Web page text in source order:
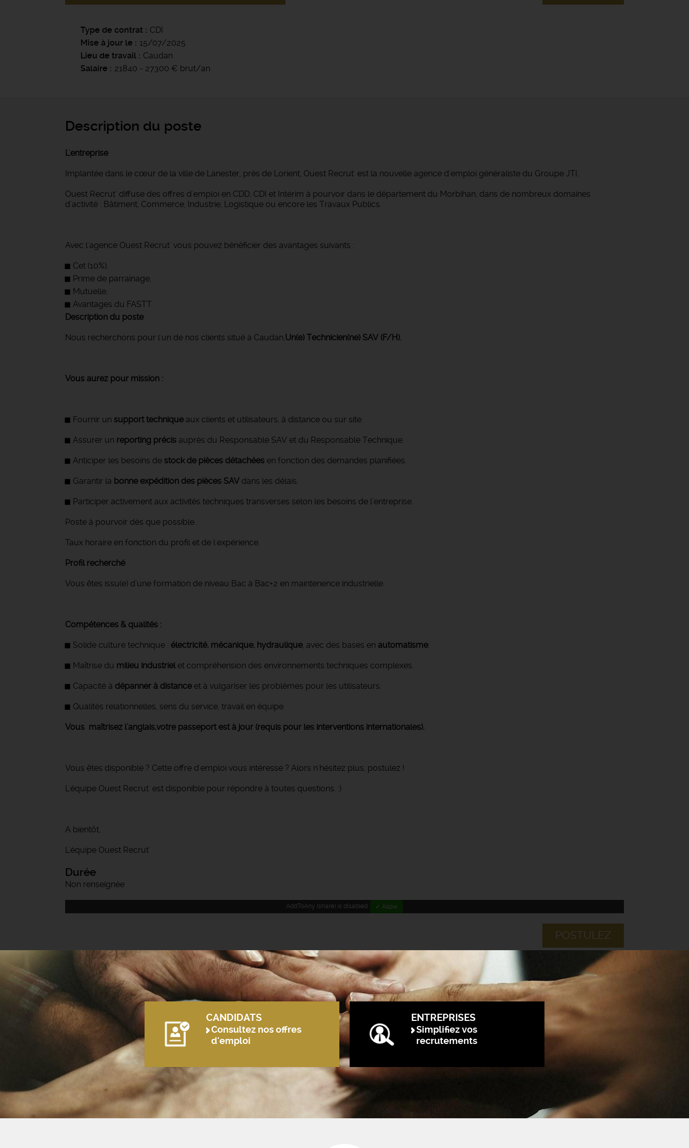
Type de contrat
CDI
Mise à jour le
15/07/2025
Lieu de travail
Caudan
Salaire
21840 - 27300 € brut/an
Description du poste
L'entreprise
Implantée dans le cœur de la ville de Lanester, près de Lorient, Ouest Recrut' est la nouvelle agence d'emploi généraliste du Groupe JTI.
Ouest Recrut' diffuse des offres d'emploi en CDD, CDI et Intérim à pourvoir dans le département du Morbihan, dans de nombreux domaines
d'activité : Bâtiment, Commerce, Industrie, Logistique ou encore les Travaux Publics.
Avec l'agence Ouest Recrut' vous pouvez bénéficier des avantages suivants :
Cet (10%),
Prime de parrainage,
Mutuelle,
Avantages du FASTT.
Description du poste
Nous recherchons pour l'un de nos clients situé à Caudan,Un(e) Technicien(ne) SAV (F/H).
Vous aurez pour mission :
Fournir un support techniqueaux clients et utilisateurs, à distance ou sur site.
Assurer un reporting précis auprès du Responsable SAV et du Responsable Technique.
Anticiper les besoins de stock de pièces détachées en fonction des demandes planifiées.
Garantir la bonne expédition des pièces SAV dans les délais.
Participer activement aux activités techniques transverses selon les besoins de l’entreprise.
Poste à pourvoir dès que possible.
Taux horaire en fonction du profil et de l'expérience.
Profil recherché
Vous êtes issu(e) d’une formation de niveau Bac à Bac+2 en maintenence industrielle.
Compétences & qualités :
Solide culture technique : électricité, mécanique, hydraulique, avec des bases en automatisme.
Maîtrise du milieu industrielet compréhension des environnements techniques complexes.
Capacité à dépanner à distanceet à vulgariser les problèmes pour les utilisateurs.
Qualités relationnelles, sens du service, travail en équipe.
Vous maîtrisez l’anglais,votre passeport est à jour (requis pour les interventions internationales).
Vous êtes disponible ? Cette offre d'emploi vous intéresse ? Alors n'hésitez plus, postulez !
L'équipe Ouest Recrut' est disponible pour répondre à toutes questions. :)
A bientôt,
L'équipe Ouest Recrut'
Durée
Non renseignée
AddToAny (share) is disabled. ✓ Allow
POSTULEZ
CANDIDATS
Consultez nos offres
d'emploi
ENTREPRISES
Simplifiez vos
recrutements